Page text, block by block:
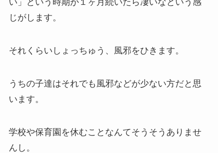
い」という時期が１ヶ月続いたら凄いなという感
じがします。
それくらいしょっちゅう、風邪をひきます。
うちの子達はそれでも風邪などが少ない方だと思
います。
学校や保育園を休むことなんてそうそうありませ
んし。